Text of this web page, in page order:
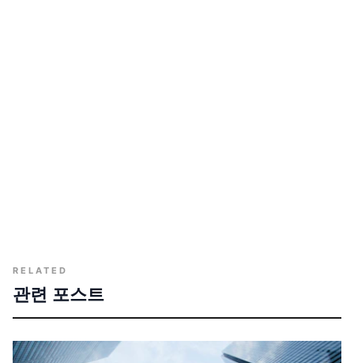
RELATED
관련 포스트